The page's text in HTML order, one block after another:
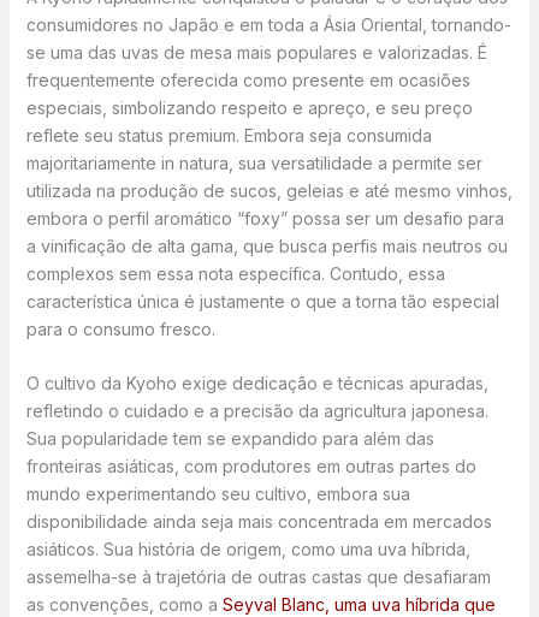
consumidores no Japão e em toda a Ásia Oriental, tornando-
se uma das uvas de mesa mais populares e valorizadas. É
frequentemente oferecida como presente em ocasiões
especiais, simbolizando respeito e apreço, e seu preço
reflete seu status premium. Embora seja consumida
majoritariamente in natura, sua versatilidade a permite ser
utilizada na produção de sucos, geleias e até mesmo vinhos,
embora o perfil aromático “foxy” possa ser um desafio para
a vinificação de alta gama, que busca perfis mais neutros ou
complexos sem essa nota específica. Contudo, essa
característica única é justamente o que a torna tão especial
para o consumo fresco.
O cultivo da Kyoho exige dedicação e técnicas apuradas,
refletindo o cuidado e a precisão da agricultura japonesa.
Sua popularidade tem se expandido para além das
fronteiras asiáticas, com produtores em outras partes do
mundo experimentando seu cultivo, embora sua
disponibilidade ainda seja mais concentrada em mercados
asiáticos. Sua história de origem, como uma uva híbrida,
assemelha-se à trajetória de outras castas que desafiaram
as convenções, como a Seyval Blanc, uma uva híbrida que